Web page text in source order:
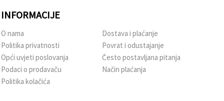
INFORMACIJE
O nama
Politika privatnosti
Opći uvjeti poslovanja
Podaci o prodavaču
Politika kolačića
Dostava i plaćanje
Povrat i odustajanje
Često postavljana pitanja
Način plaćanja